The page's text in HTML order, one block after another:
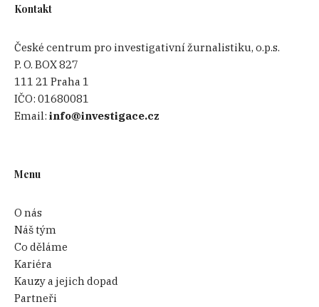
Kontakt
České centrum pro investigativní žurnalistiku, o.p.s.
P. O. BOX 827
111 21 Praha 1
IČO:01680081
Email:info@investigace.cz
Menu
O nás
Náš tým
Co děláme
Kariéra
Kauzy a jejich dopad
Partneři